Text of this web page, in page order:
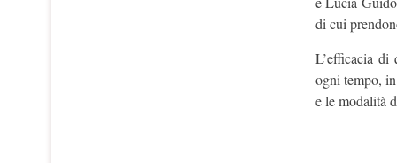
di cui
L’efficacia di
ogni tempo,
e le modalità